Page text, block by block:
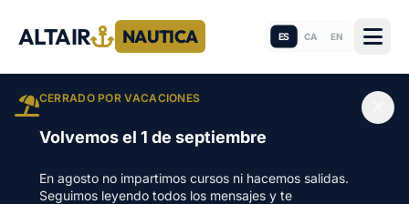
ALTAIR NAUTICA ES CA EN
CERRADO POR VACACIONES
Volvemos el 1 de septiembre
En agosto no impartimos cursos ni hacemos salidas.
Seguimos leyendo todos los mensajes y te